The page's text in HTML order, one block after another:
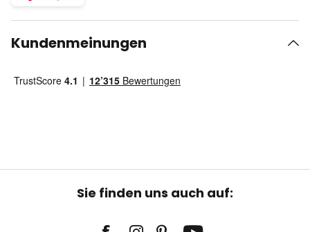
Kundenmeinungen
Sie finden uns auch auf: